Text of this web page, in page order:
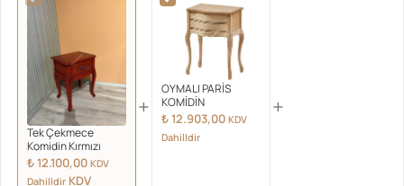
Tek Çekmece
Komidin Kırmızı
₺12.100,00 KDV
Dahilldir KDV
+
OYMALI PARİS
KOMİDİN
₺12.903,00 KDV
Dahilldir
+